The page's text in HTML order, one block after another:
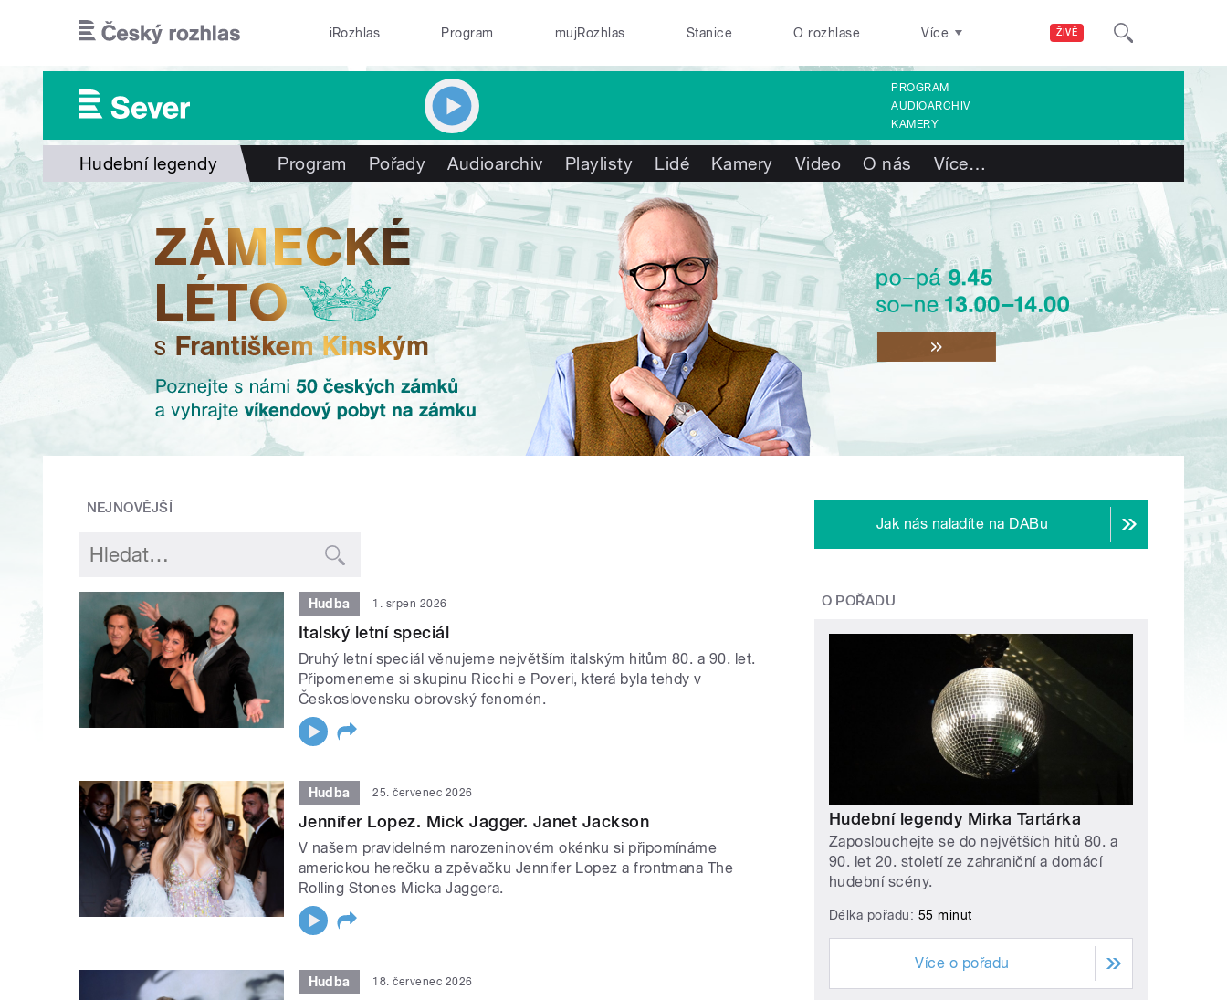
ŽIVĚ
iRozhlas Program mujRozhlas Stanice O rozhlase Více
PROGRAM
AUDIOARCHIV
KAMERY
Hudební legendy Program Pořady Audioarchiv Playlisty Lidé Kamery Video O nás Více…
NEJNOVĚJŠÍ
Hudba 1. srpen 2026
Italský letní speciál
Druhý letní speciál věnujeme největším italským hitům 80. a 90. let.
Připomeneme si skupinu Ricchi e Poveri, která byla tehdy v
Československu obrovský fenomén.
Hudba 25. červenec 2026
Jennifer Lopez. Mick Jagger. Janet Jackson
V našem pravidelném narozeninovém okénku si připomínáme
americkou herečku a zpěvačku Jennifer Lopez a frontmana The
Rolling Stones Micka Jaggera.
Hudba 18. červenec 2026
Jak nás naladíte na DABu
O POŘADU
Hudební legendy Mirka Tartárka
Zaposlouchejte se do největších hitů 80. a
90. let 20. století ze zahraniční a domácí
hudební scény.
Délka pořadu: 55 minut
Více o pořadu